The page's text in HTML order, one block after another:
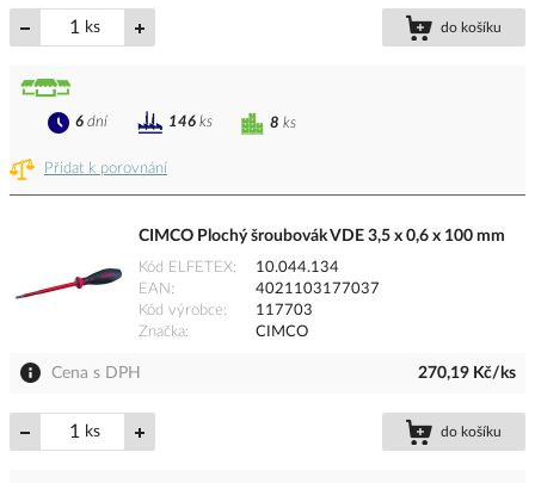
ks do košíku
Přidat k porovnání
8 ks
6 dní 146 ks
CIMCO Plochý šroubovák VDE 3,5 x 0,6 x 100 mm
Kód ELFETEX
10.044.134
EAN
4021103177037
Kód výrobce
117703
Značka
CIMCO
Cena s DPH 270,19 Kč/ks
ks do košíku